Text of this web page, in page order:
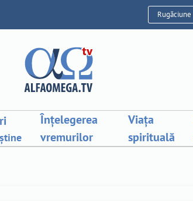
Rugăciune
Înțelegerea
vremurilor
Viața
spirituală